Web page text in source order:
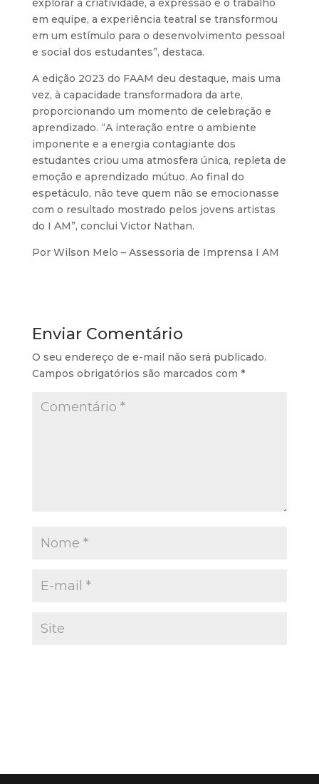
explorar a criatividade, a expressão e o trabalho
em equipe, a experiência teatral se transformou
em um estímulo para o desenvolvimento pessoal
e social dos estudantes”, destaca.
A edição 2023 do FAAM deu destaque, mais uma
vez, à capacidade transformadora da arte,
proporcionando um momento de celebração e
aprendizado. “A interação entre o ambiente
imponente e a energia contagiante dos
estudantes criou uma atmosfera única, repleta de
emoção e aprendizado mútuo. Ao final do
espetáculo, não teve quem não se emocionasse
com o resultado mostrado pelos jovens artistas
do I AM”, conclui Victor Nathan.
Por Wilson Melo – Assessoria de Imprensa I AM
Enviar Comentário
O seu endereço de e-mail não será publicado.
Campos obrigatórios são marcados com *